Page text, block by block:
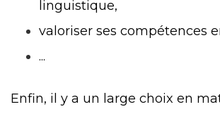
linguistique,
valoriser ses compétences
...
Enfin, il y a un large choix en